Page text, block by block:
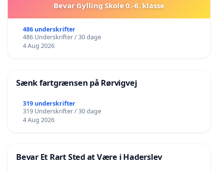
Bevar Gylling Skole 0.-6. klasse
486 underskrifter
486 Underskrifter / 30 dage
4 Aug 2026
Sænk fartgrænsen på Rørvigvej
319 underskrifter
319 Underskrifter / 30 dage
4 Aug 2026
Bevar Et Rart Sted at Være i Haderslev